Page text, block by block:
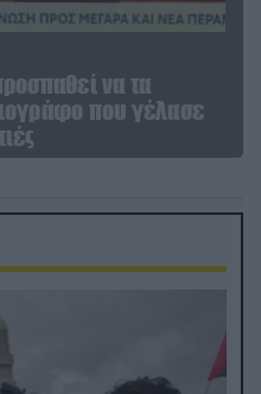
να τα
που γέλασε